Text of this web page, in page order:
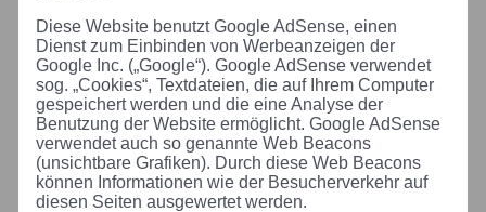
Diese Website benutzt Google AdSense, einen
Dienst zum Einbinden von Werbeanzeigen der
Google Inc. („Google“). Google AdSense verwendet
sog. „Cookies“, Textdateien, die auf Ihrem Computer
gespeichert werden und die eine Analyse der
Benutzung der Website ermöglicht. Google AdSense
verwendet auch so genannte Web Beacons
(unsichtbare Grafiken). Durch diese Web Beacons
können Informationen wie der Besucherverkehr auf
diesen Seiten ausgewertet werden.